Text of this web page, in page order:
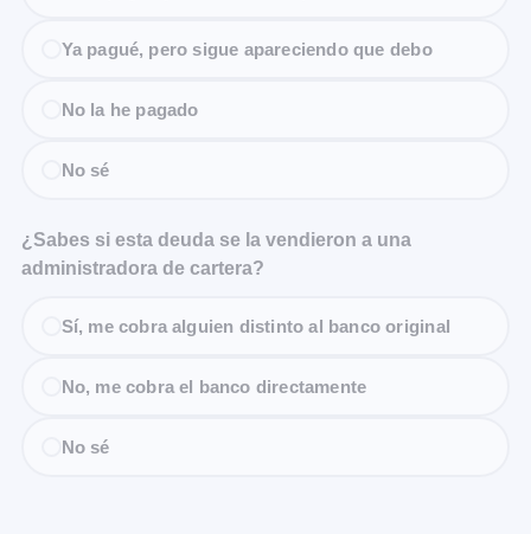
Ya pagué, pero sigue apareciendo que debo
No la he pagado
No sé
¿Sabes si esta deuda se la vendieron a una
administradora de cartera?
Sí, me cobra alguien distinto al banco original
No, me cobra el banco directamente
No sé